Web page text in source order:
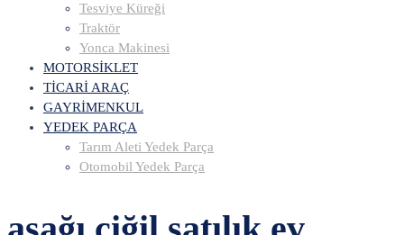
Tesviye Küreği
Traktör
Yonca Makinesi
MOTORSİKLET
TİCARİ ARAÇ
GAYRİMENKUL
YEDEK PARÇA
Tarım Aleti Yedek Parça
Otomobil Yedek Parça